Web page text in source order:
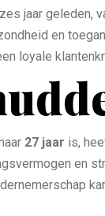
jaar geleden,
en
loyale
27 jaar is,
en